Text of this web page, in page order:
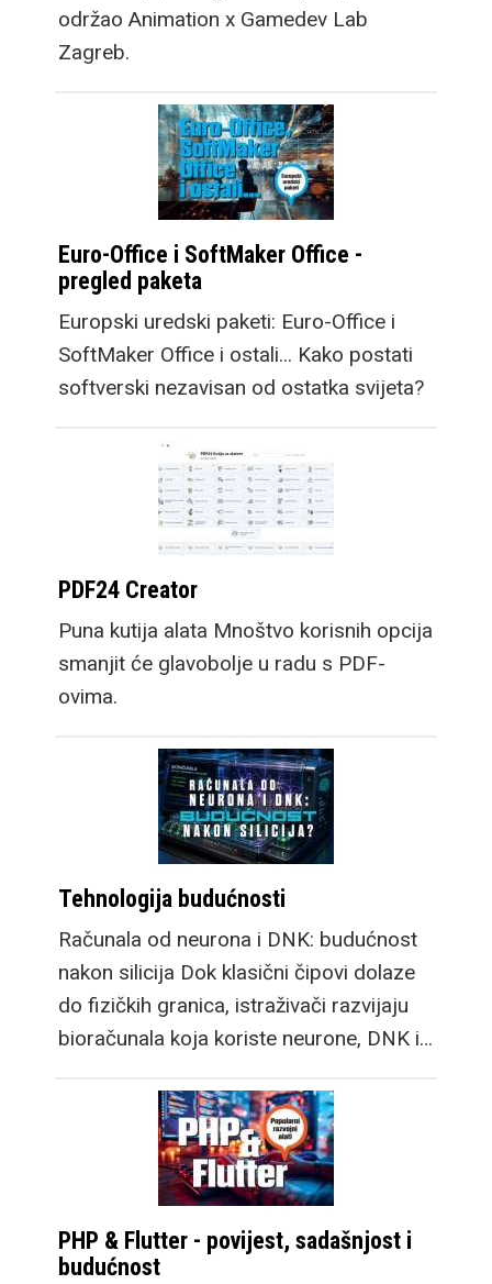
održao Animation x Gamedev Lab
Zagreb.
Euro-Office i SoftMaker Office -
pregled paketa
Europski uredski paketi: Euro-Office i
SoftMaker Office i ostali... Kako postati
softverski nezavisan od ostatka svijeta?
PDF24 Creator
Puna kutija alata Mnoštvo korisnih opcija
smanjit će glavobolje u radu s PDF-
ovima.
Tehnologija budućnosti
Računala od neurona i DNK: budućnost
nakon silicija Dok klasični čipovi dolaze
do fizičkih granica, istraživači razvijaju
bioračunala koja koriste neurone, DNK i…
PHP & Flutter - povijest, sadašnjost i
budućnost